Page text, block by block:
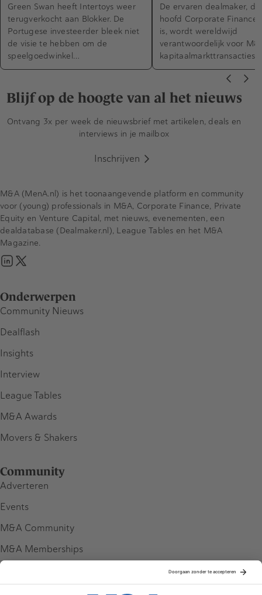
Green Swan heeft Intertoys weer
terugverkocht aan Blokker. De
Portugese investeerder bleek niet
de visie te hebben om de
speelgoedwinkel…
De ervaren dealmaker,
hoofd Corporate Finance
is, wordt wereldwijd
verantwoordelijk voor
kapitaalmarkttransacties.
Blijf op de hoogte van al het nieuws
Ontvang 3x per week de nieuwsbrief met artikelen, deals en
interviews in je mailbox
Inschrijven
Onderwerpen
Community Nieuws
Dealflash
Insights
Interview
League Tables
M&A Awards
Movers & Shakers
Community
Adverteren
Events
M&A Community
M&A Memberships
M&A (MenA.nl) is het toonaangevende platform en community
voor (young) professionals in M&A, Corporate Finance, Private
Equity en Venture Capital, met nieuws, evenementen, een
dealdatabase (Dealmaker.nl), League Tables en het M&A
Magazine.